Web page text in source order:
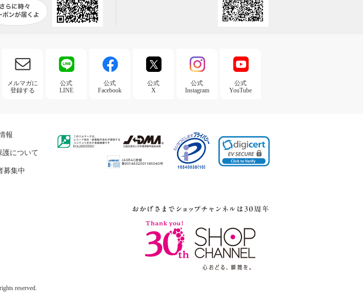
メルマガに
登録する
公式
LINE
公式
Facebook
公式
X
公式
Instagram
公式
YouTube
報
護について
募集中
reserved.